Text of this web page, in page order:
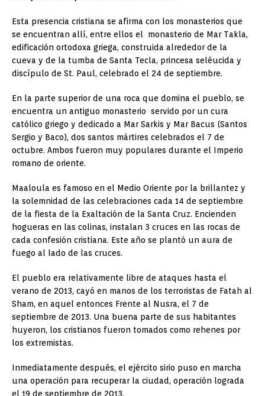
Esta presencia cristiana se afirma con los monasterios que
se encuentran allí, entre ellos el monasterio de Mar Takla,
edificación ortodoxa griega, construida alrededor de la
cueva y de la tumba de Santa Tecla, princesa seléucida y
discípulo de St. Paul, celebrado el 24 de septiembre.
En la parte superior de una roca que domina el pueblo, se
encuentra un antiguo monasterio servido por un cura
católico griego y dedicado a Mar Sarkis y Mar Bacus (Santos
Sergio y Baco), dos santos mártires celebrados el 7 de
octubre. Ambos fueron muy populares durante el Imperio
romano de oriente.
Maaloula es famoso en el Medio Oriente por la brillantez y
la solemnidad de las celebraciones cada 14 de septiembre
de la fiesta de la Exaltación de la Santa Cruz. Encienden
hogueras en las colinas, instalan 3 cruces en las rocas de
cada confesión cristiana. Este año se plantó un aura de
fuego al lado de las cruces.
El pueblo era relativamente libre de ataques hasta el
verano de 2013, cayó en manos de los terroristas de Fatah al
Sham, en aquel entonces Frente al Nusra, el 7 de
septiembre de 2013. Una buena parte de sus habitantes
huyeron, los cristianos fueron tomados como rehenes por
los extremistas.
Inmediatamente después, el ejército sirio puso en marcha
una operación para recuperar la ciudad, operación lograda
el 19 de septiembre de 2013.